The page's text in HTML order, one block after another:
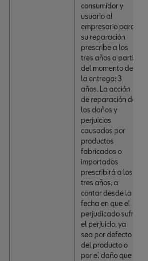
consumidor y
usuario al
empresario para
su reparación
prescribe a los
tres años a partir
del momento de
la entrega: 3
años. La acción
de reparación de
los daños y
perjuicios
causados por
productos
fabricados o
importados
prescribirá a los
tres años, a
contar desde la
fecha en que el
perjudicado sufrió
el perjuicio, ya
sea por defecto
del producto o
por el daño que